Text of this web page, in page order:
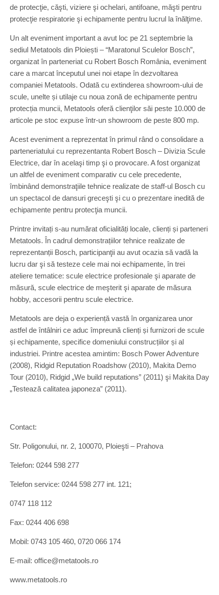
de protecţie, căşti, viziere şi ochelari, antifoane, măşti pentru
protecţie respiratorie şi echipamente pentru lucrul la înălţime.
Un alt eveniment important a avut loc pe 21 septembrie la
sediul Metatools din Ploiești – “Maratonul Sculelor Bosch”,
organizat în parteneriat cu Robert Bosch România, eveniment
care a marcat începutul unei noi etape în dezvoltarea
companiei Metatools. Odată cu extinderea showroom-ului de
scule, unelte și utilaje cu noua zonă de echipamente pentru
protecția muncii, Metatools oferă clienţilor săi peste 10.000 de
articole pe stoc expuse într-un showroom de peste 800 mp.
Acest eveniment a reprezentat în primul rând o consolidare a
parteneriatului cu reprezentanta Robert Bosch – Divizia Scule
Electrice, dar în acelaşi timp şi o provocare. A fost organizat
un altfel de eveniment comparativ cu cele precedente,
îmbinând demonstraţiile tehnice realizate de staff-ul Bosch cu
un spectacol de dansuri greceşti şi cu o prezentare inedită de
echipamente pentru protecţia muncii.
Printre invitați s-au numărat oficialități locale, clienți și parteneri
Metatools. În cadrul demonstrațiilor tehnice realizate de
reprezentanții Bosch, participanţii au avut ocazia să vadă la
lucru dar şi să testeze cele mai noi echipamente, în trei
ateliere tematice: scule electrice profesionale şi aparate de
măsură, scule electrice de meşterit şi aparate de măsura
hobby, accesorii pentru scule electrice.
Metatools are deja o experiență vastă în organizarea unor
astfel de întâlniri ce aduc împreună clienți și furnizori de scule
și echipamente, specifice domeniului construcțiilor și al
industriei. Printre acestea amintim: Bosch Power Adventure
(2008), Ridgid Reputation Roadshow (2010), Makita Demo
Tour (2010), Ridgid „We build reputations” (2011) şi Makita Day
„Testează calitatea japoneza” (2011).
Contact:
Str. Poligonului, nr. 2, 100070, Ploieşti – Prahova
Telefon: 0244 598 277
Telefon service: 0244 598 277 int. 121;
0747 118 112
Fax: 0244 406 698
Mobil: 0743 105 460, 0720 066 174
E-mail: office@metatools.ro
www.metatools.ro